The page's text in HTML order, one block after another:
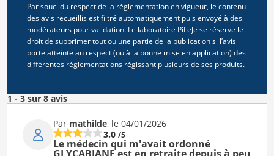
Par souci du respect de la réglementation en vigueur, le contenu
des avis recueillis est filtré automatiquement puis envoyé à des
modérateurs pour validation. Le laboratoire PiLeJe se réserve le
droit de supprimer tout ou une partie de la publication si l’avis
porte atteinte au respect (ou à la bonne mise en application) des
différentes réglementations régissant plusieurs de ses produits.
1 - 3 sur 8 avis
Par mathilde, le 04/01/2026
3.0 /5
Le médecin qui m'avait ordonné